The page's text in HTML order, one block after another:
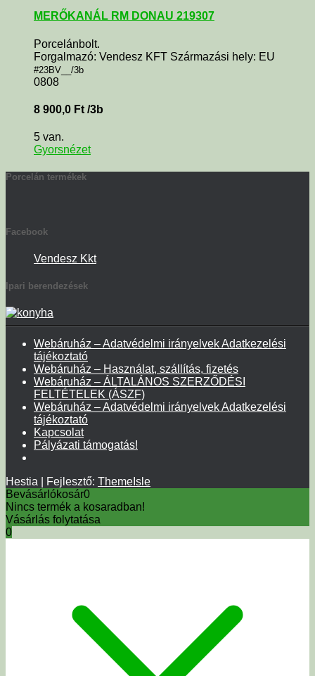
MERŐKANÁL RM DONAU 219307
Porcelánbolt.
Forgalmazó: Vendesz KFT Származási hely: EU
#23BV__/3b
0808
8 900,0 Ft /3b
5 van.
Gyorsnézet
Porcelán termékek
Facebook
Vendesz Kkt
Ipari berendezések
Webáruház – Adatvédelmi irányelvek Adatkezelési
tájékoztató
Webáruház – Használat, szállítás, fizetés
Webáruház – ÁLTALÁNOS SZERZŐDÉSI
FELTÉTELEK (ÁSZF)
Webáruház – Adatvédelmi irányelvek Adatkezelési
tájékoztató
Kapcsolat
Pályázati támogatás!
Hestia | Fejlesztő: ThemeIsle
Bevásárlókosár0
Nincs termék a kosaradban!
Vásárlás folytatása
0